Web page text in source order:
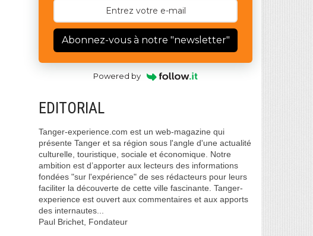
Abonnez-vous à notre "newsletter"
Powered by
EDITORIAL
Tanger-experience.com est un web-magazine qui
présente Tanger et sa région sous l'angle d'une actualité
culturelle, touristique, sociale et économique. Notre
ambition est d’apporter aux lecteurs des informations
fondées "sur l'expérience" de ses rédacteurs pour leurs
faciliter la découverte de cette ville fascinante. Tanger-
experience est ouvert aux commentaires et aux apports
des internautes...
Paul Brichet, Fondateur